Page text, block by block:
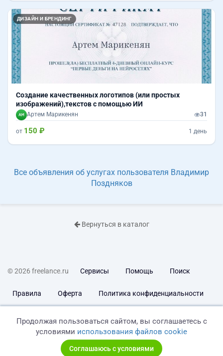
ДИЗАЙН И БРЕНДИНГ
Создание качественных логотипов (или простых
изображений),текстов с помощью ИИ
Артем Марикенян 31
от 150 ₽ 1 день
Все объявления об услугах пользователя Владимир
Поздняков
Вернуться в каталог
© 2026 freelance.ru Сервисы Помощь Поиск
Правила Оферта Политика конфиденциальности
Продолжая пользоваться сайтом, вы соглашаетесь с
условиями использования файлов cookie
Соглашаюсь с условиями